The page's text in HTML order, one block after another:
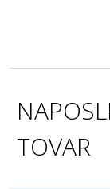
TOVAR